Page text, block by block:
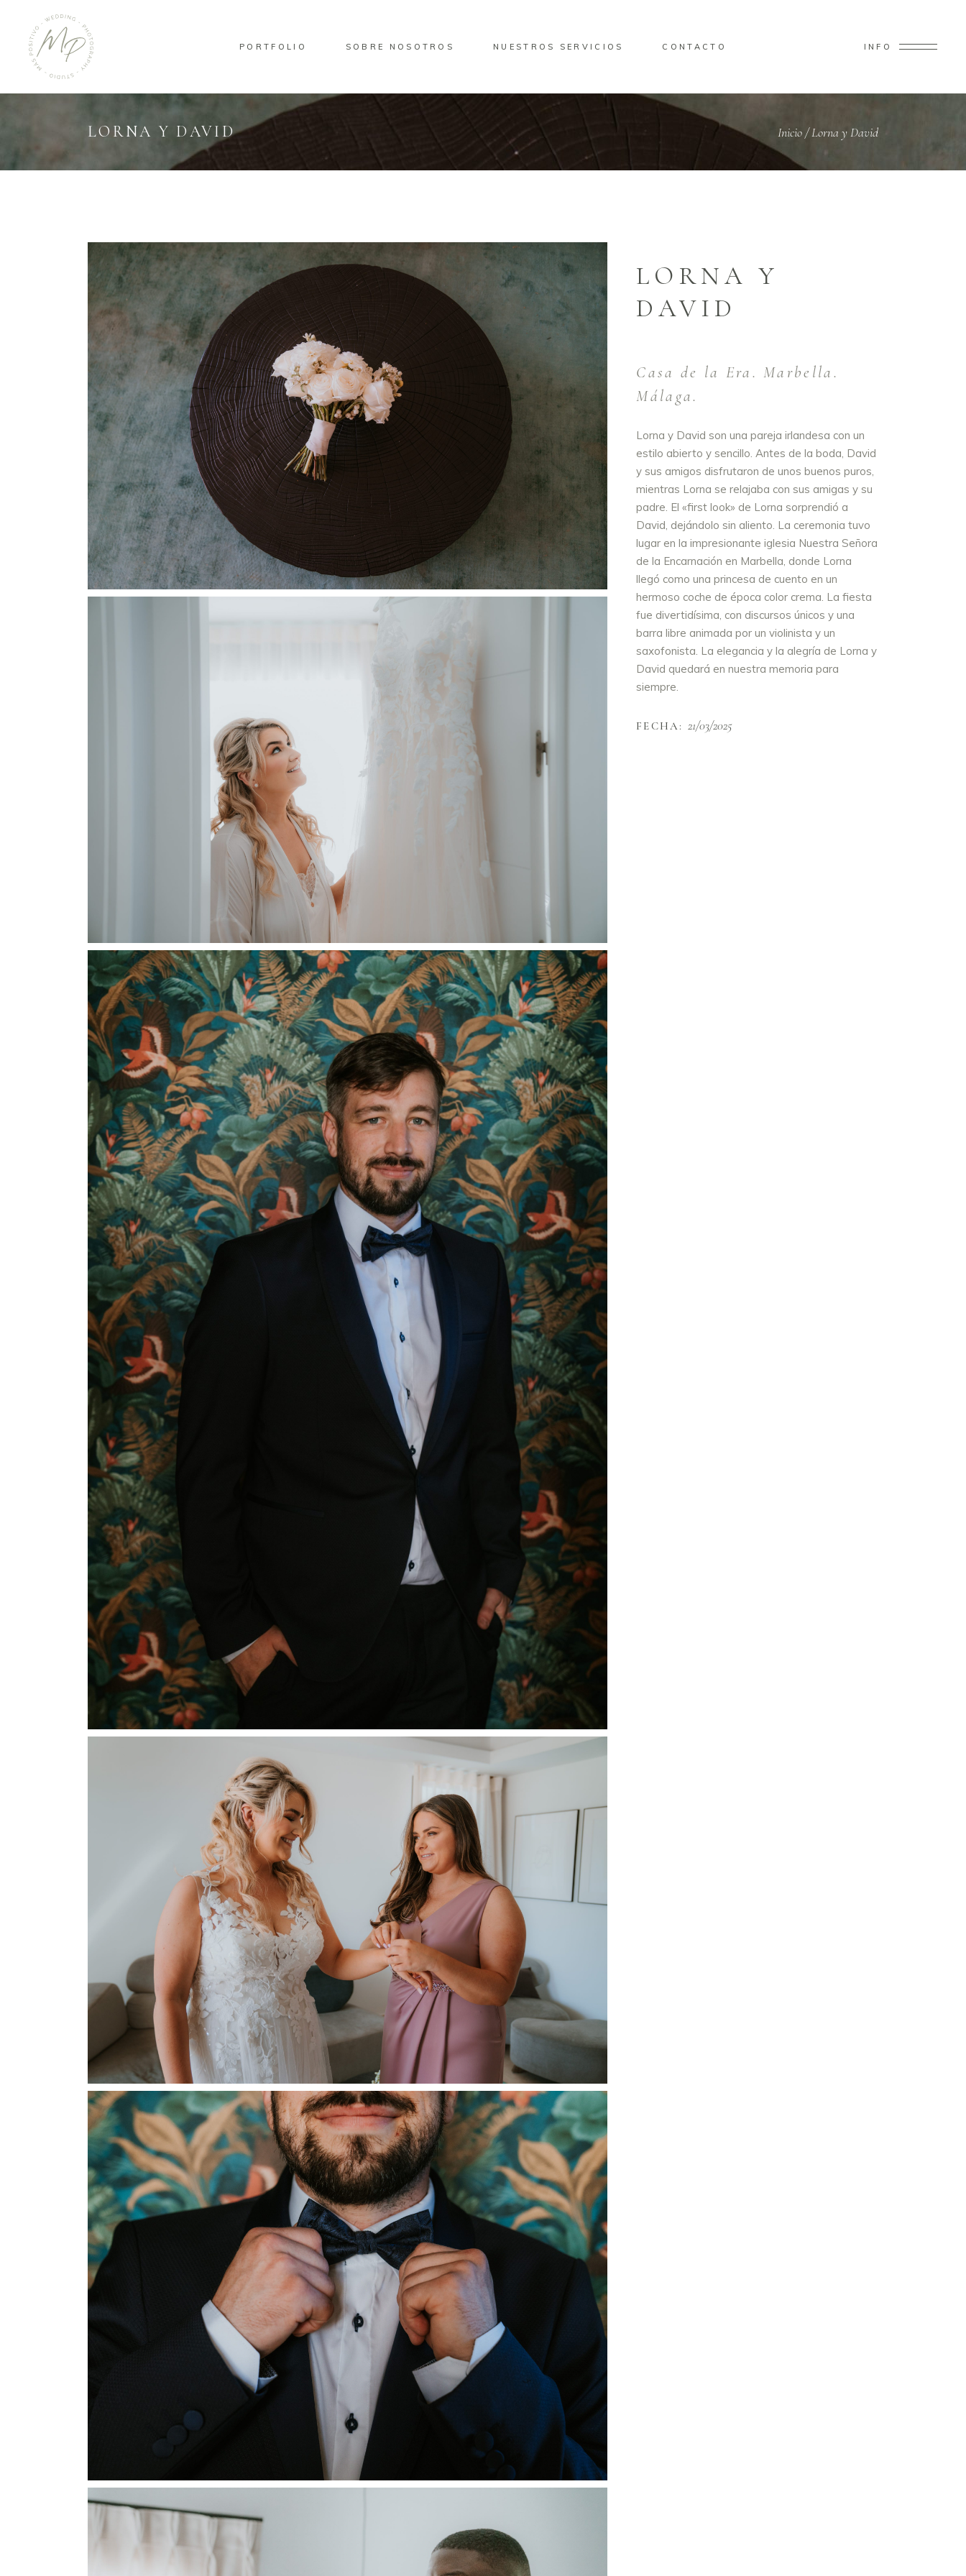
PORTFOLIO SOBRE NOSOTROS NUESTROS SERVICIOS CONTACTO INFO
LORNA Y DAVID Inicio/Lorna y David
LORNA Y
DAVID
Casa de la Era. Marbella.
Málaga.
Lorna y David son una pareja irlandesa con un
estilo abierto y sencillo. Antes de la boda, David
y sus amigos disfrutaron de unos buenos puros,
mientras Lorna se relajaba con sus amigas y su
padre. El «first look» de Lorna sorprendió a
David, dejándolo sin aliento. La ceremonia tuvo
lugar en la impresionante iglesia Nuestra Señora
de la Encarnación en Marbella, donde Lorna
llegó como una princesa de cuento en un
hermoso coche de época color crema. La fiesta
fue divertidísima, con discursos únicos y una
barra libre animada por un violinista y un
saxofonista. La elegancia y la alegría de Lorna y
David quedará en nuestra memoria para
siempre.
FECHA: 21/03/2025